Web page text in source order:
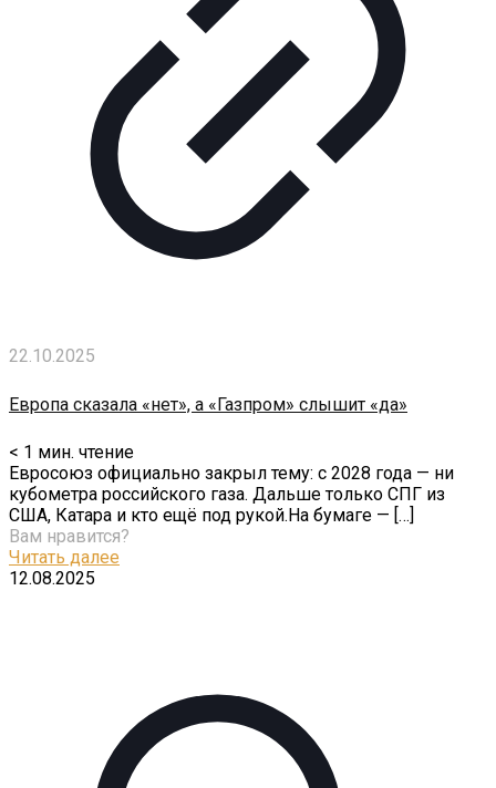
22.10.2025
Европа сказала «нет», а «Газпром» слышит «да»
< 1 мин. чтение
Евросоюз официально закрыл тему: с 2028 года — ни
кубометра российского газа. Дальше только СПГ из
США, Катара и кто ещё под рукой.На бумаге — […]
Вам нравится?
Читать далее
12.08.2025